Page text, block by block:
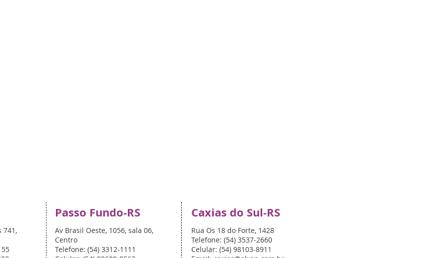
Passo Fundo-RS Caxias do Sul-RS
741,
Av Brasil Oeste, 1056, sala 06,
Centro
Telefone: (54) 3312-1111
Rua Os 18 do Forte, 1428
Telefone: (54) 3537-2660
Celular: (54) 98103-8911